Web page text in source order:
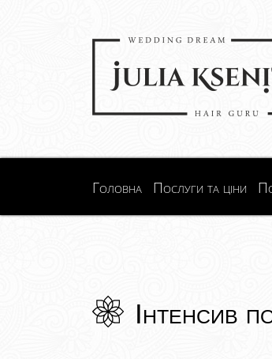
Головна Послуги та ціни
Інтенсив